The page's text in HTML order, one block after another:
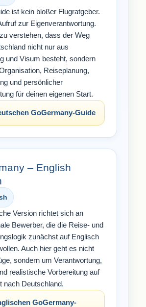
ist kein bloßer Flugratgeber.
zur Eigenverantwortung.
verstehen, dass der Weg
nicht nur aus
und Visum besteht, sondern
Reiseplanung,
und persönlicher
für deinen eigenen Start.
GoGermany-Guide
– English
Version richtet sich an
Bewerber, die die Reise- und
zunächst auf Englisch
Auch hier geht es nicht
sondern um Verantwortung,
realistische Vorbereitung auf
nach Deutschland.
GoGermany-